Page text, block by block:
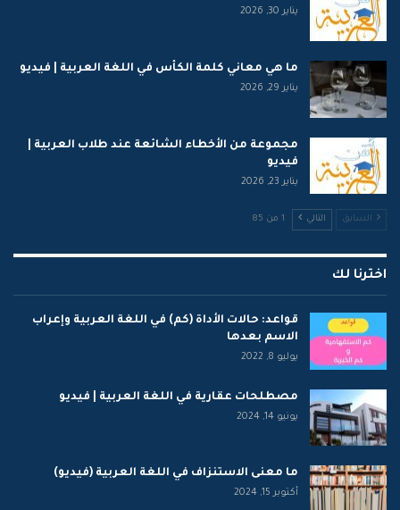
يناير 30, 2026
ما هي معاني كلمة الكأس في اللغة العربية | فيديو
يناير 29, 2026
مجموعة من الأخطاء الشائعة عند طلاب العربية |
فيديو
يناير 23, 2026
السابق التالي 1 من 85
اخترنا لك
قواعد: حالات الأداة (كم) في اللغة العربية وإعراب
الاسم بعدها
يوليو 8, 2022
مصطلحات عقارية في اللغة العربية | فيديو
يونيو 14, 2024
ما معنى الاستنزاف في اللغة العربية (فيديو)
أكتوبر 15, 2024